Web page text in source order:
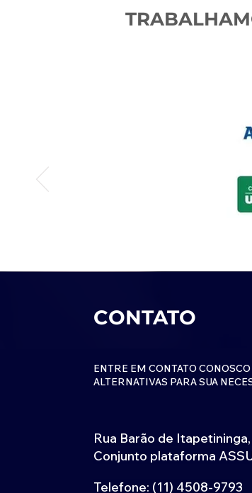
CONTATO
ENTRE EM CONTATO
ALTERNATIVAS PARA SUA
Rua Barão de
Conjunto plataforma
Telefone: (11) 4508-9793